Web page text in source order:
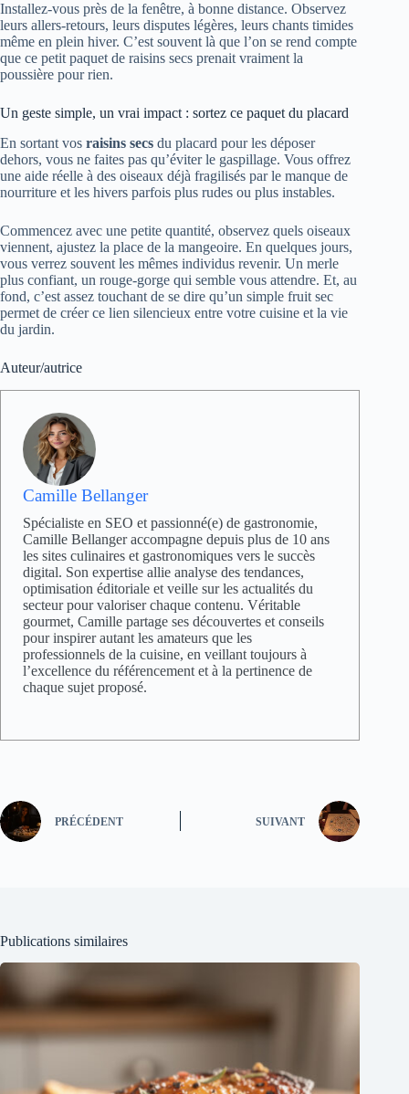
Installez-vous près de la fenêtre, à bonne distance. Observez
leurs allers-retours, leurs disputes légères, leurs chants timides
même en plein hiver. C’est souvent là que l’on se rend compte
que ce petit paquet de raisins secs prenait vraiment la
poussière pour rien.
Un geste simple, un vrai impact : sortez ce paquet du placard
En sortant vos raisins secs du placard pour les déposer
dehors, vous ne faites pas qu’éviter le gaspillage. Vous offrez
une aide réelle à des oiseaux déjà fragilisés par le manque de
nourriture et les hivers parfois plus rudes ou plus instables.
Commencez avec une petite quantité, observez quels oiseaux
viennent, ajustez la place de la mangeoire. En quelques jours,
vous verrez souvent les mêmes individus revenir. Un merle
plus confiant, un rouge-gorge qui semble vous attendre. Et, au
fond, c’est assez touchant de se dire qu’un simple fruit sec
permet de créer ce lien silencieux entre votre cuisine et la vie
du jardin.
Auteur/autrice
Camille Bellanger
Spécialiste en SEO et passionné(e) de gastronomie,
Camille Bellanger accompagne depuis plus de 10 ans
les sites culinaires et gastronomiques vers le succès
digital. Son expertise allie analyse des tendances,
optimisation éditoriale et veille sur les actualités du
secteur pour valoriser chaque contenu. Véritable
gourmet, Camille partage ses découvertes et conseils
pour inspirer autant les amateurs que les
professionnels de la cuisine, en veillant toujours à
l’excellence du référencement et à la pertinence de
chaque sujet proposé.
PRÉCÉDENT SUIVANT
Publications similaires